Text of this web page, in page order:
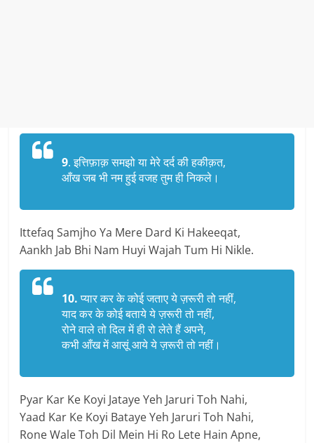
9. इत्तिफ़ाक़ समझो या मेरे दर्द की हकीक़त,
आँख जब भी नम हुई वजह तुम ही निकले।
Ittefaq Samjho Ya Mere Dard Ki Hakeeqat,
Aankh Jab Bhi Nam Huyi Wajah Tum Hi Nikle.
10.प्यार कर के कोई जताए ये ज़रूरी तो नहीं,
याद कर के कोई बताये ये ज़रूरी तो नहीं,
रोने वाले तो दिल में ही रो लेते हैं अपने,
कभी आँख में आसूं आये ये ज़रूरी तो नहीं।
Pyar Kar Ke Koyi Jataye Yeh Jaruri Toh Nahi,
Yaad Kar Ke Koyi Bataye Yeh Jaruri Toh Nahi,
Rone Wale Toh Dil Mein Hi Ro Lete Hain Apne,